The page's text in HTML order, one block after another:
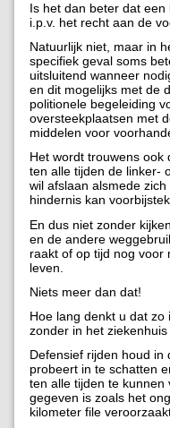
Is het dan beter dat
i.p.v. het recht aan de
Natuurlijk niet, maar in
specifiek geval soms
uitsluitend wanneer
en dit mogelijks met de
politionele begeleiding
oversteekplaatsen met
middelen voor
Het wordt trouwens ook
ten alle tijden de linker-
wil afslaan alsmede
hindernis kan
En dus niet zonder
en de andere
raakt of op tijd nog voor
leven.
Niets meer dan dat!
Hoe lang denkt u dat zo
zonder in het
Defensief rijden houd
probeert in te schatten
ten alle tijden te kunnen
gegeven is zoals het
kilometer file